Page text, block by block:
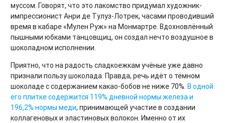
муссом. Говорят, что это лакомство придумал художник-
импрессионист Анри де Тулуз-Лотрек, часами проводивший
время в кабаре «Мулен Руж» на Монмартре. Вдохновлённый
пышными юбками танцовщиц, он создал нечто воздушное в
шоколадном исполнении.
Приятно, что на радость сладкоежкам учёные уже давно
признали пользу шоколада. Правда, речь идёт о тёмном
шоколаде с содержанием какао-бобов не ниже 70%. В одной
его плитке содержится 119% дневной нормы железа и
196,2% нормы меди, принимающей участие в создании
коллагеновых и эластиновых волокон. Именно от их